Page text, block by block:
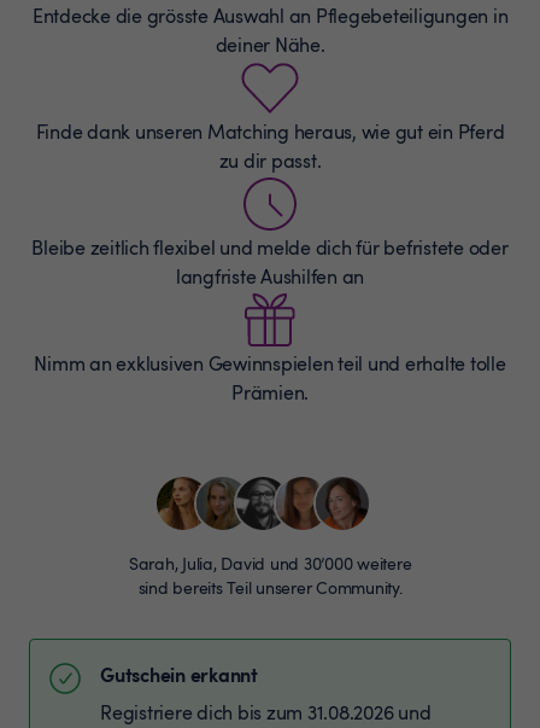
Entdecke die grösste Auswahl an Pflegebeteiligungen in
deiner Nähe.
Finde dank unseren Matching heraus, wie gut ein Pferd
zu dir passt.
Bleibe zeitlich flexibel und melde dich für befristete oder
langfriste Aushilfen an
Nimm an exklusiven Gewinnspielen teil und erhalte tolle
Prämien.
Sarah, Julia, David und 30’000 weitere
sind bereits Teil unserer Community.
Gutschein erkannt
Registriere dich bis zum 31.08.2026 und